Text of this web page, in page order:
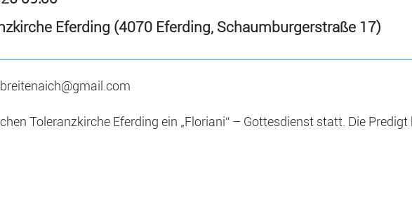
Eferding (4070 Eferding, Schaumburgerstraße 17)
Toleranzkirche Eferding ein „Floriani“ – Gottesdienst statt. Die